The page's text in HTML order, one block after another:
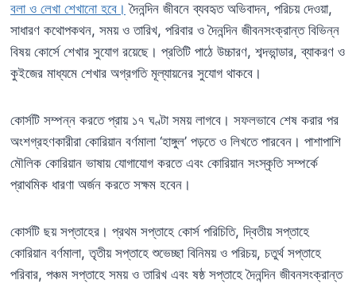
বলা ও লেখা শেখানো হবে। দৈনন্দিন জীবনে ব্যবহৃত অভিবাদন, পরিচয় দেওয়া,
সাধারণ কথোপকথন, সময় ও তারিখ, পরিবার ও দৈনন্দিন জীবনসংক্রান্ত বিভিন্ন
বিষয় কোর্সে শেখার সুযোগ রয়েছে। প্রতিটি পাঠে উচ্চারণ, শব্দভান্ডার, ব্যাকরণ ও
কুইজের মাধ্যমে শেখার অগ্রগতি মূল্যায়নের সুযোগ থাকবে।
কোর্সটি সম্পন্ন করতে প্রায় ১৭ ঘণ্টা সময় লাগবে। সফলভাবে শেষ করার পর
অংশগ্রহণকারীরা কোরিয়ান বর্ণমালা ‘হাঙ্গুল’ পড়তে ও লিখতে পারবেন। পাশাপাশি
মৌলিক কোরিয়ান ভাষায় যোগাযোগ করতে এবং কোরিয়ান সংস্কৃতি সম্পর্কে
প্রাথমিক ধারণা অর্জন করতে সক্ষম হবেন।
কোর্সটি ছয় সপ্তাহের। প্রথম সপ্তাহে কোর্স পরিচিতি, দ্বিতীয় সপ্তাহে
কোরিয়ান বর্ণমালা, তৃতীয় সপ্তাহে শুভেচ্ছা বিনিময় ও পরিচয়, চতুর্থ সপ্তাহে
পরিবার, পঞ্চম সপ্তাহে সময় ও তারিখ এবং ষষ্ঠ সপ্তাহে দৈনন্দিন জীবনসংক্রান্ত